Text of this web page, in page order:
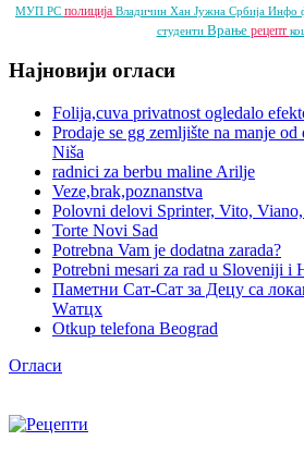
МУП РС полиција Владичин Хан Јужна Србија Инфо
студенти Врање рецепт
Најновији огласи
Folija,cuva privatnost ogledalo
Prodaje se gg zemljište na manje od
Niša
radnici za berbu maline Arilje
Veze,brak,poznanstva
Polovni delovi Sprinter, Vito,
Torte Novi Sad
Potrebna Vam je dodatna zarada?
Potrebni mesari za rad u Sloveniji i
Паметни Сат-Сат за Децу са
Wатцх
Otkup telefona Beograd
Огласи